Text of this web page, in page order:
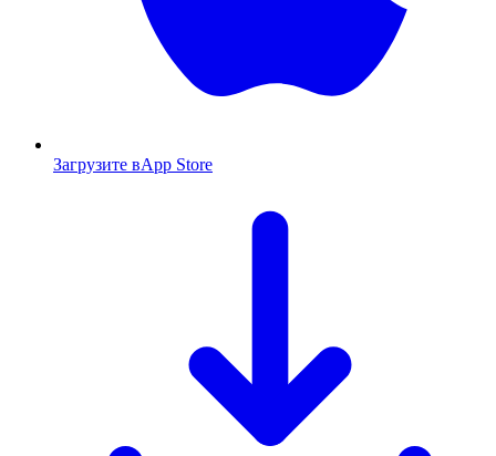
Загрузите вApp Store